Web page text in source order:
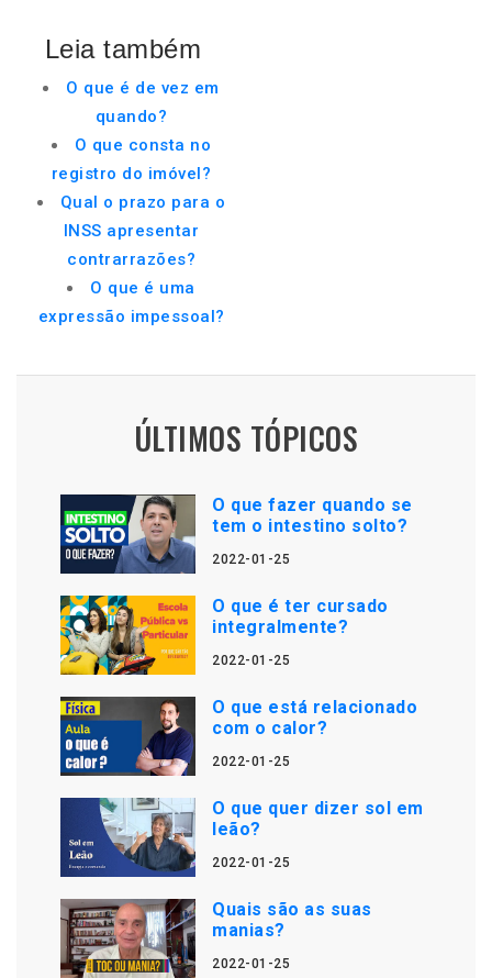
Leia também
O que é de vez em
quando?
O que consta no
registro do imóvel?
Qual o prazo para o
INSS apresentar
contrarrazões?
O que é uma
expressão impessoal?
ÚLTIMOS TÓPICOS
O que fazer quando se
tem o intestino solto?
2022-01-25
O que é ter cursado
integralmente?
2022-01-25
O que está relacionado
com o calor?
2022-01-25
O que quer dizer sol em
leão?
2022-01-25
Quais são as suas
manias?
2022-01-25